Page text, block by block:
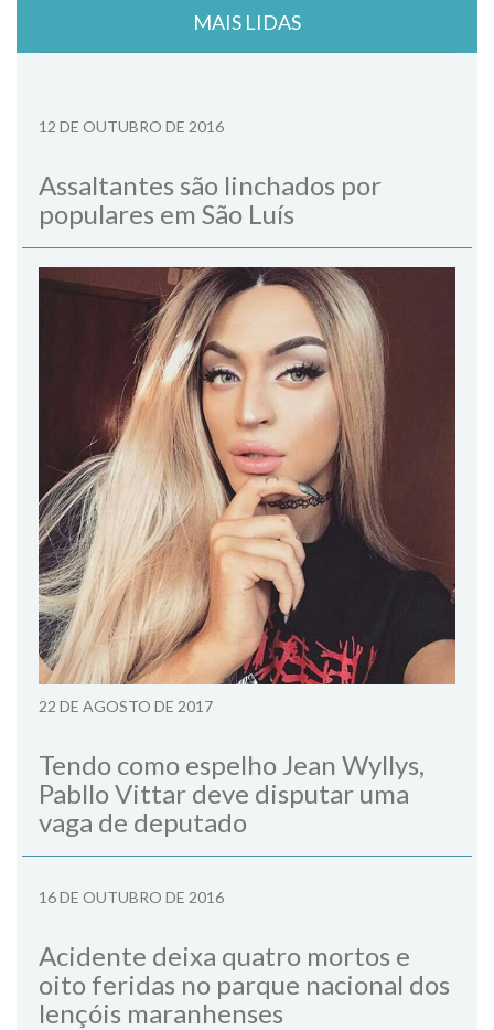
MAIS LIDAS
12 DE OUTUBRO DE 2016
Assaltantes são linchados por
populares em São Luís
22 DE AGOSTO DE 2017
Tendo como espelho Jean Wyllys,
Pabllo Vittar deve disputar uma
vaga de deputado
16 DE OUTUBRO DE 2016
Acidente deixa quatro mortos e
oito feridas no parque nacional dos
lençóis maranhenses